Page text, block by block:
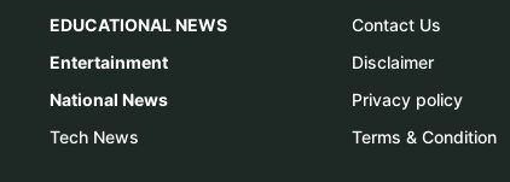
EDUCATIONAL NEWS
Entertainment
National News
Tech News
Contact Us
Disclaimer
Privacy policy
Terms & Condition